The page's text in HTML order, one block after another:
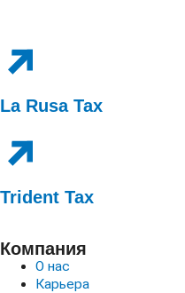
La Rusa Tax
Trident Tax
Компания
О нас
Карьера